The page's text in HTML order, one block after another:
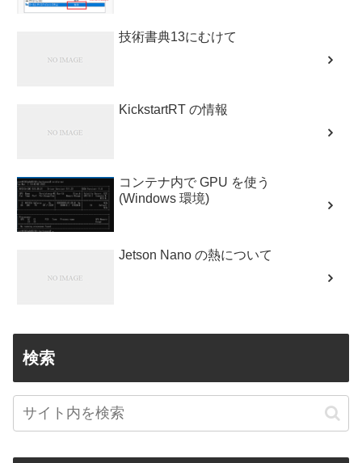
技術書典13にむけて
KickstartRT の情報
コンテナ内で GPU を使う
(Windows 環境)
Jetson Nano の熱について
検索